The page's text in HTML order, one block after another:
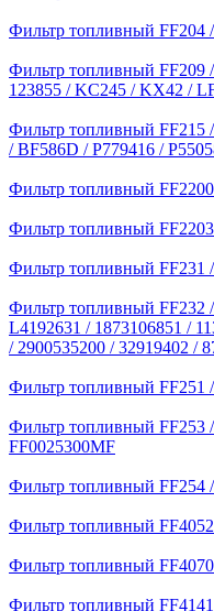
Фильтр топливный FF204
Фильтр топливный FF209
123855 / KC245 / KX42 /
Фильтр топливный FF215
/ BF586D / P779416 /
Фильтр топливный
Фильтр топливный
Фильтр топливный FF231
Фильтр топливный FF232
L4192631 / 1873106851 /
/ 2900535200 / 32919402 /
Фильтр топливный FF251
Фильтр топливный FF253
FF0025300MF
Фильтр топливный FF254
Фильтр топливный
Фильтр топливный
Фильтр топливный